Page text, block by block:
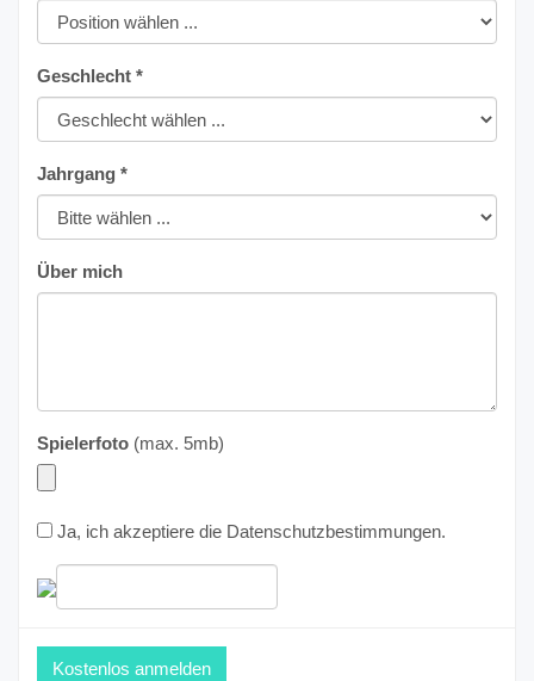
Geschlecht *
Jahrgang *
Über mich
Spielerfoto (max. 5mb)
Ja, ich akzeptiere die Datenschutzbestimmungen.